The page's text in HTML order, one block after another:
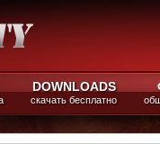
DOWNLOADS
скачать бесплатно